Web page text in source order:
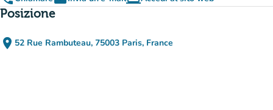
(nuova scheda)
Posizione
place 52 Rue Rambuteau, 75003 Paris, France
(apri in Google Maps)
(nuova scheda)